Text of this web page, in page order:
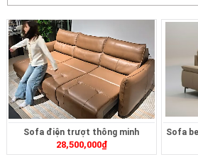
Sofa điện trượt thông minh
ZT2628
28,500,000₫
Sofa